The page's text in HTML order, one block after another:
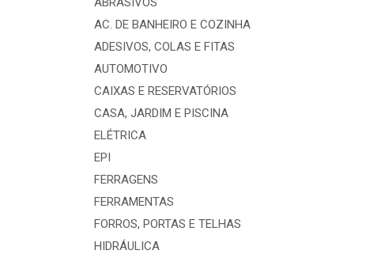
AC. DE BANHEIRO E COZINHA
ADESIVOS, COLAS E FITAS
AUTOMOTIVO
CAIXAS E RESERVATÓRIOS
CASA, JARDIM E PISCINA
ELÉTRICA
EPI
FERRAGENS
FERRAMENTAS
FORROS, PORTAS E TELHAS
HIDRÁULICA